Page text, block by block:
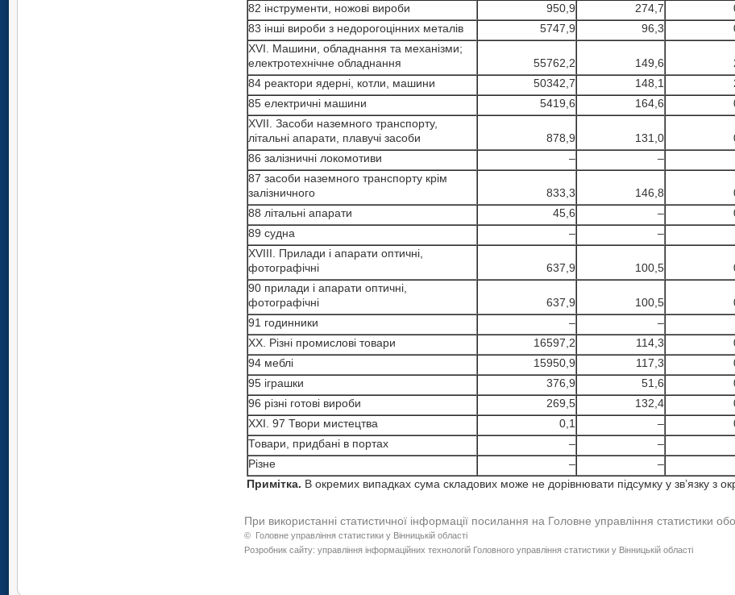
82 інструменти, ножові вироби
950,9 274,7
83 інші вироби з недорогоцінних металів
5747,9 96,3
XVI. Машини, обладнання та механізми;
електротехнічне обладнання
55762,2 149,6
84 реактори ядерні, котли, машини
50342,7 148,1
85 електричні машини
5419,6 164,6
XVII. Засоби наземного транспорту,
літальні апарати, плавучі засоби
878,9 131,0
86 залізничні локомотиви
– –
87 засоби наземного транспорту крім
залізничного
833,3 146,8
88 літальні апарати
45,6 –
89 судна
– –
XVIII. Прилади і апарати оптичні,
фотографічні
637,9 100,5
90 прилади і апарати оптичні,
фотографічні
637,9 100,5
91 годинники
– –
XX. Різні промислові товари
16597,2 114,3
94 меблі
15950,9 117,3
95 іграшки
376,9 51,6
96 різні готові вироби
269,5 132,4
XXI. 97 Твори мистецтва
0,1 –
Товари, придбані в портах
– –
Різне
– –
Примітка. В окремих випадках сума складових може не дорівнювати підсумку у зв’язку з
При використанні статистичної інформації посилання на Головне управління статистики
© Головне управління статистики у Вінницькій області
Розробник сайту: управління інформаційних технологій Головного управління статистики у Вінницькій області